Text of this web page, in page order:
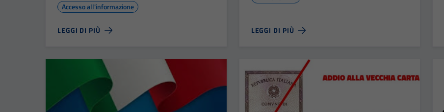
Accesso all'informazione
LEGGI DI PIÙ LEGGI DI PIÙ